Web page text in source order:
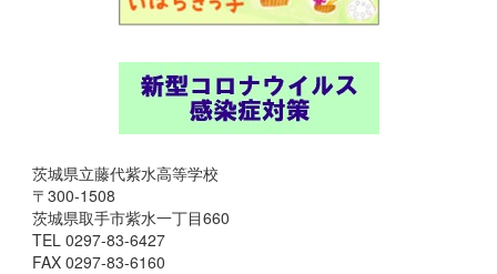
茨城県立藤代紫水高等学校
〒300-1508
茨城県取手市紫水一丁目660
TEL 0297-83-6427
FAX 0297-83-6160